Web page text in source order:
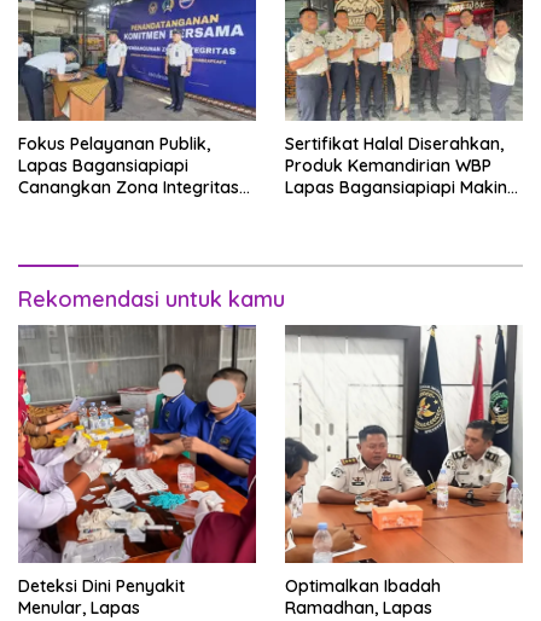
Fokus Pelayanan Publik,
Lapas Bagansiapiapi
Canangkan Zona Integritas
Sertifikat Halal Diserahkan,
Produk Kemandirian WBP
Lapas Bagansiapiapi Makin
Rekomendasi untuk kamu
Deteksi Dini Penyakit
Menular, Lapas
Optimalkan Ibadah
Ramadhan, Lapas